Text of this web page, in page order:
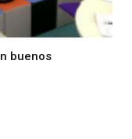
buenos